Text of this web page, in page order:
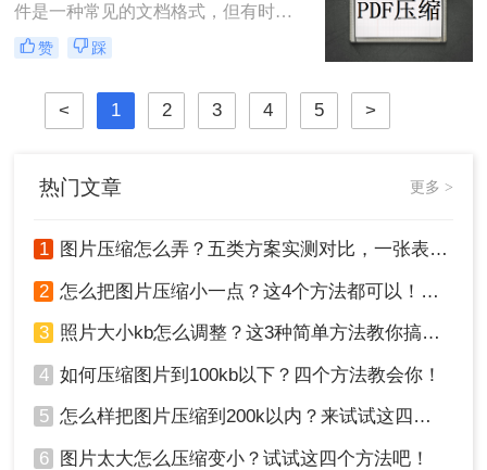
件是一种常见的文档格式，但有时候
它们的文件大小可能会很大，难以通
过电子邮件或其他方式共享。在这种
PDF文件，一起来看一下吧。
赞 踩
< 1 2 3 4 5 >
热门文章 更多 >
1 图片压缩怎么弄？五类方案实测对比，一张表看懂怎么选！
2 怎么把图片压缩小一点？这4个方法都可以！赶紧试试！
3 照片大小kb怎么调整？这3种简单方法教你搞定！
4 如何压缩图片到100kb以下？四个方法教会你！
5 怎么样把图片压缩到200k以内？来试试这四种压缩方法！
6 图片太大怎么压缩变小？试试这四个方法吧！